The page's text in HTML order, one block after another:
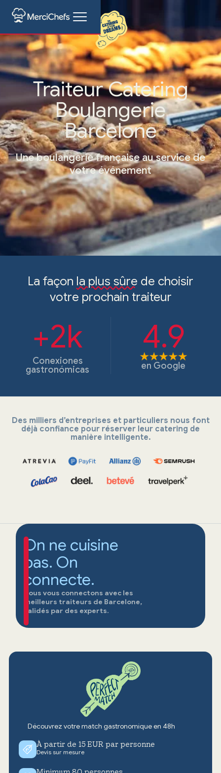
Traiteur Catering
Boulangerie
Barcelone
Une boulangerie française au service de
votre événement
La façon la plus sûre de choisir
votre prochain traiteur
+2k
Conexiones
gastronómicas
4.9
en Google
Des milliers d’entreprises et particuliers nous font
déjà confiance pour réserver leur catering de
manière intelligente.
On ne cuisine
pas. On
connecte.
Nous vous connectons avec les
meilleurs traiteurs de Barcelone,
validés par des experts.
Découvrez votre match gastronomique en 48h
À partir de 15 EUR par personne
Devis sur mesure